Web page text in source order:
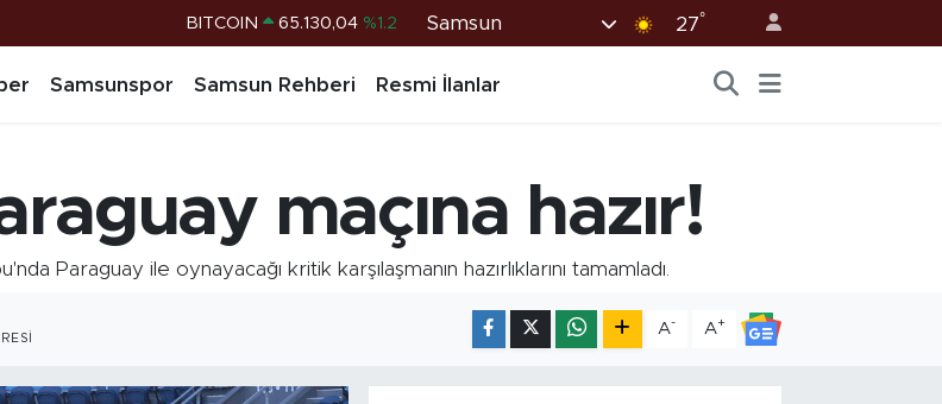
DOLAR 47,7106 %0.17
BİST100 13.773 %-19
BITCOIN 65.130,04 %1.2
Samsun 27°
Samsunspor Samsun Rehberi Resmi İlanlar
maçına hazır!
Paraguay ile oynayacağı kritik karşılaşmanın hazırlıklarını tamamladı.
A- A+